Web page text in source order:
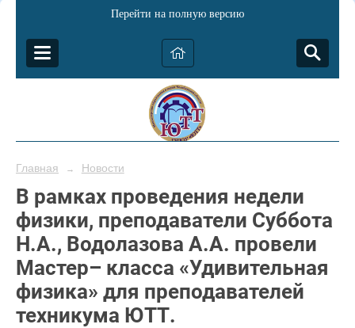
Перейти на полную версию
Главная → Новости
В рамках проведения недели
физики, преподаватели Суббота
Н.А., Водолазова А.А. провели
Мастер– класса «Удивительная
физика» для преподавателей
техникума ЮТТ.